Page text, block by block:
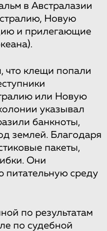
в Австралазии
Новую
и прилегающие
что клещи попали
или Новую
указывал
банкноты,
землей. Благодаря
пакеты,
Они
питательную среду
по результатам
по судебной